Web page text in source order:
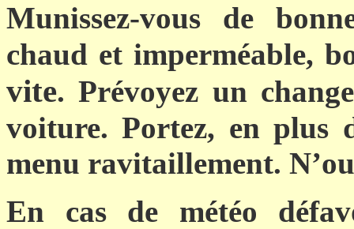
Munissez-vous de
chaud et imperméable,
vite. Prévoyez un
voiture. Portez, en plus
menu ravitaillement.
En cas de météo